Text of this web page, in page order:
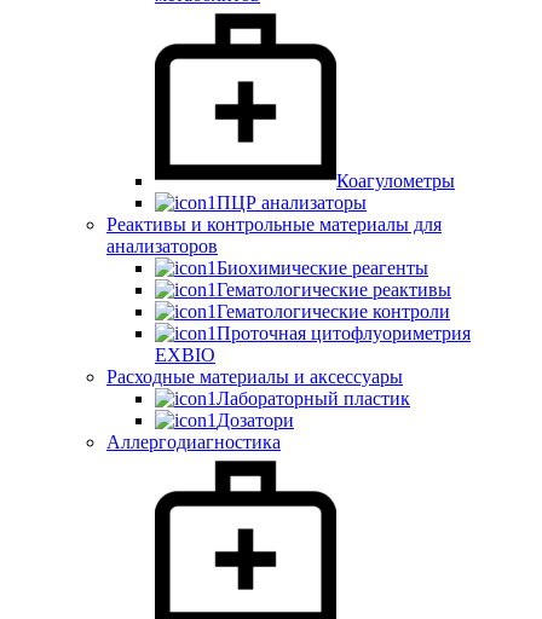
Коагулометры
ПЦР анализаторы
Реактивы и контрольные материалы для
анализаторов
Биохимические реагенты
Гематологические реактивы
Гематологические контроли
Проточная цитофлуориметрия
EXBIO
Расходные материалы и аксессуары
Лабораторный пластик
Дозатори
Аллергодиагностика